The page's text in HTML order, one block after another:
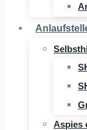
Aspies